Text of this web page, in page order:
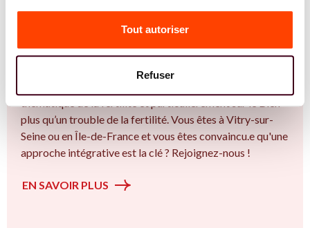
Tout autoriser
Refuser
Vous êtes Ostéopathe expert.e.s en SMOP
(SOPK) ?
Vous êtes Ostéopathe spécialiste dans dans
thématique de la fertilité et particulièrement sur le Bien
plus qu’un trouble de la fertilité. Vous êtes à Vitry-sur-
Seine ou en Île-de-France et vous êtes convaincu.e qu'une
approche intégrative est la clé ? Rejoignez-nous !
EN SAVOIR PLUS